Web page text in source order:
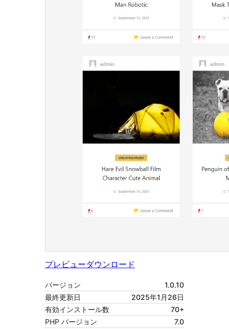
プレビューダウンロード
バージョン
1.0.10
最終更新日
2025年1月26日
有効インストール数
70+
PHP バージョン
7.0